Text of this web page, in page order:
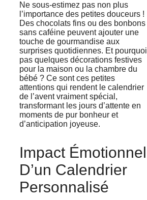
Ne sous-estimez pas non plus
l’importance des petites douceurs !
Des chocolats fins ou des bonbons
sans caféine peuvent ajouter une
touche de gourmandise aux
surprises quotidiennes. Et pourquoi
pas quelques décorations festives
pour la maison ou la chambre du
bébé ? Ce sont ces petites
attentions qui rendent le calendrier
de l’avent vraiment spécial,
transformant les jours d’attente en
moments de pur bonheur et
d’anticipation joyeuse.
Impact Émotionnel
D’un Calendrier
Personnalisé